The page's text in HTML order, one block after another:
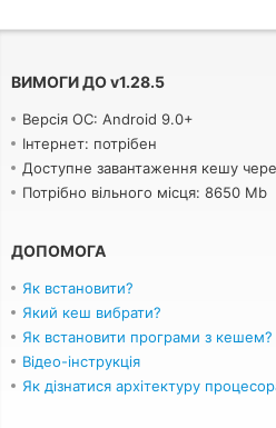
ВИМОГИ ДОv1.28.5
Версія ОС: Android 9.0+
Інтернет: потрібен
Доступне завантаження кешу
Потрібно вільного місця: 8650 Mb
ДОПОМОГА
Як встановити?
Який кеш вибрати?
Як встановити програми з кешем?
Відео-інструкція
Як дізнатися архітектуру